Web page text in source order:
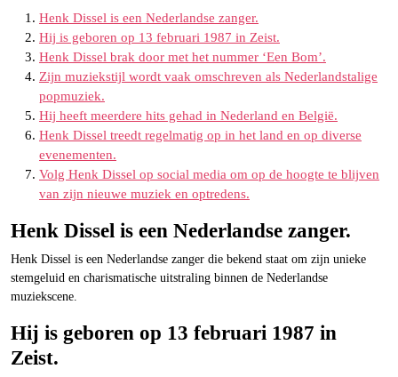
Henk Dissel is een Nederlandse zanger.
Hij is geboren op 13 februari 1987 in Zeist.
Henk Dissel brak door met het nummer ‘Een Bom’.
Zijn muziekstijl wordt vaak omschreven als Nederlandstalige
popmuziek.
Hij heeft meerdere hits gehad in Nederland en België.
Henk Dissel treedt regelmatig op in het land en op diverse
evenementen.
Volg Henk Dissel op social media om op de hoogte te blijven
van zijn nieuwe muziek en optredens.
Henk Dissel is een Nederlandse zanger.
Henk Dissel is een Nederlandse zanger die bekend staat om zijn unieke
stemgeluid en charismatische uitstraling binnen de Nederlandse
muziekscene.
Hij is geboren op 13 februari 1987 in
Zeist.